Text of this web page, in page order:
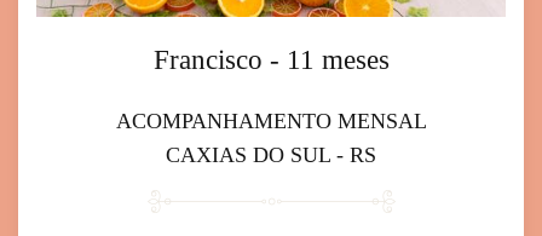
Francisco - 11 meses
ACOMPANHAMENTO MENSAL
CAXIAS DO SUL - RS